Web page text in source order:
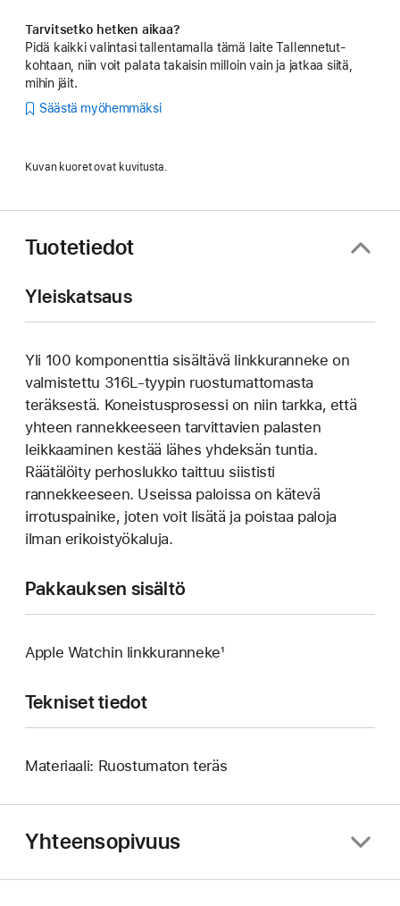
Tarvitsetko hetken aikaa?
Pidä kaikki valintasi tallentamalla tämä laite Tallennetut-
kohtaan, niin voit palata takaisin milloin vain ja jatkaa siitä,
mihin jäit.
Säästä myöhemmäksi
Kuvan kuoret ovat kuvitusta.
Tuotetiedot
Yleiskatsaus
Yli 100 komponenttia sisältävä linkkuranneke on
valmistettu 316L-tyypin ruostumattomasta
teräksestä. Koneistusprosessi on niin tarkka, että
yhteen rannekkeeseen tarvittavien palasten
leikkaaminen kestää lähes yhdeksän tuntia.
Räätälöity perhoslukko taittuu siististi
rannekkeeseen. Useissa paloissa on kätevä
irrotuspainike, joten voit lisätä ja poistaa paloja
ilman erikoistyökaluja.
Pakkauksen sisältö
Apple Watchin linkkuranneke¹
Tekniset tiedot
Materiaali: Ruostumaton teräs
Yhteensopivuus